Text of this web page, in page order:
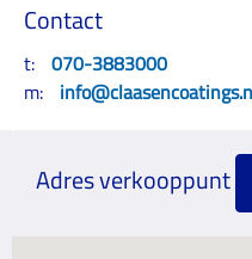
Contact
t: 070-3883000
m:
Adres verkooppunt